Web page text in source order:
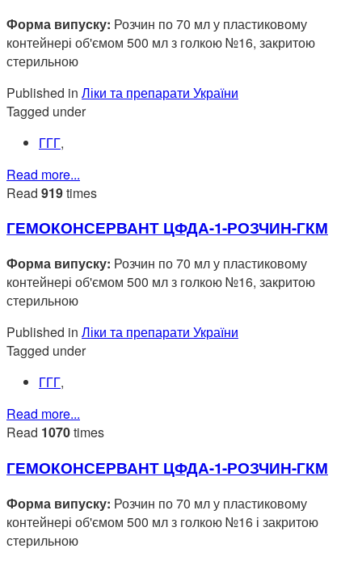
Форма випуску: Розчин по 70 мл у пластиковому
контейнері об'ємом 500 мл з голкою №16, закритою
стерильною
Published in Ліки та препарати України
Tagged under
ГГГ,
Read more...
Read 919times
ГЕМОКОНСЕРВАНТ ЦФДА-1-РОЗЧИН-ГКМ
Форма випуску: Розчин по 70 мл у пластиковому
контейнері об'ємом 500 мл з голкою №16, закритою
стерильною
Published in Ліки та препарати України
Tagged under
ГГГ,
Read more...
Read 1070times
ГЕМОКОНСЕРВАНТ ЦФДА-1-РОЗЧИН-ГКМ
Форма випуску: Розчин по 70 мл у пластиковому
контейнері об'ємом 500 мл з голкою №16 і закритою
стерильною